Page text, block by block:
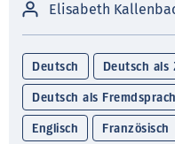
Elisabeth
Deutsch Deutsch als
Deutsch als
Englisch Französisch